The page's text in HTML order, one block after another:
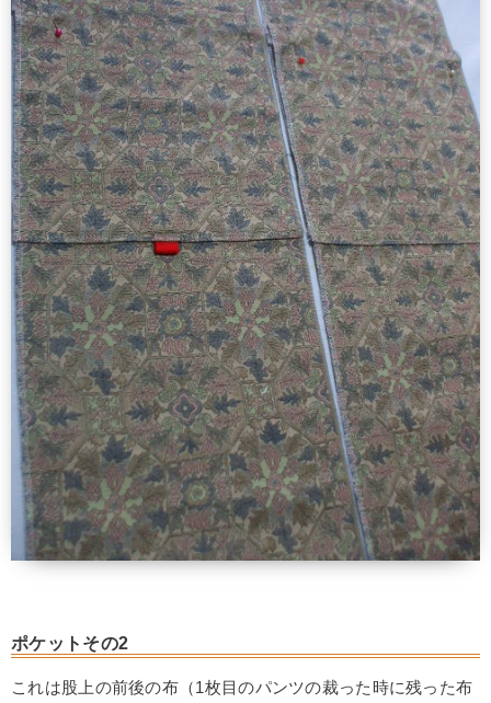
ポケットその2
これは股上の前後の布（1枚目のパンツの裁った時に残った布